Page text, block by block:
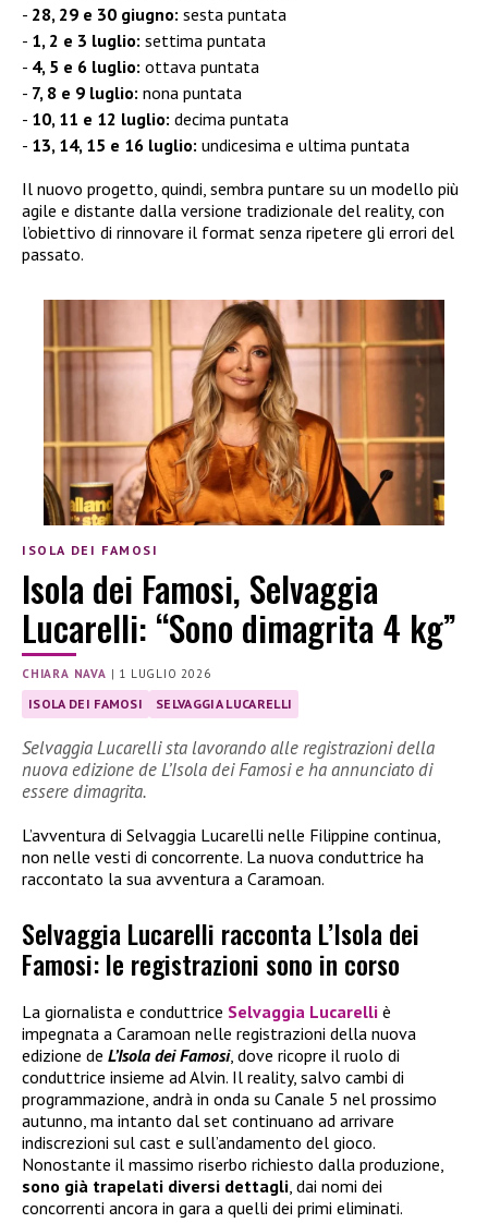
28, 29 e 30 giugno: sesta puntata
1, 2 e 3 luglio: settima puntata
4, 5 e 6 luglio: ottava puntata
7, 8 e 9 luglio: nona puntata
10, 11 e 12 luglio: decima puntata
13, 14, 15 e 16 luglio: undicesima e ultima puntata
Il nuovo progetto, quindi, sembra puntare su un modello più
agile e distante dalla versione tradizionale del reality, con
l’obiettivo di rinnovare il format senza ripetere gli errori del
passato.
ISOLA DEI FAMOSI
Isola dei Famosi, Selvaggia
Lucarelli: “Sono dimagrita 4 kg”
CHIARA NAVA | 1 LUGLIO 2026
ISOLA DEI FAMOSI SELVAGGIA LUCARELLI
Selvaggia Lucarelli sta lavorando alle registrazioni della
nuova edizione de L’Isola dei Famosi e ha annunciato di
essere dimagrita.
L’avventura di Selvaggia Lucarelli nelle Filippine continua,
non nelle vesti di concorrente. La nuova conduttrice ha
raccontato la sua avventura a Caramoan.
Selvaggia Lucarelli racconta L’Isola dei
Famosi: le registrazioni sono in corso
La giornalista e conduttrice Selvaggia Lucarelli è
impegnata a Caramoan nelle registrazioni della nuova
edizione de L’Isola dei Famosi, dove ricopre il ruolo di
conduttrice insieme ad Alvin. Il reality, salvo cambi di
programmazione, andrà in onda su Canale 5 nel prossimo
autunno, ma intanto dal set continuano ad arrivare
indiscrezioni sul cast e sull’andamento del gioco.
Nonostante il massimo riserbo richiesto dalla produzione,
sono già trapelati diversi dettagli, dai nomi dei
concorrenti ancora in gara a quelli dei primi eliminati.